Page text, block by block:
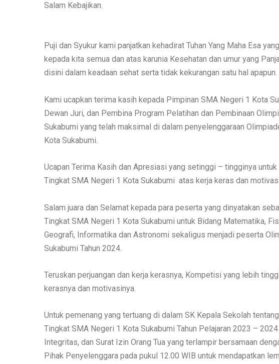
Salam Kebajikan.
Puji dan Syukur kami panjatkan kehadirat Tuhan Yang Maha Esa
kepada kita semua dan atas karunia Kesehatan dan umur yang
disini dalam keadaan sehat serta tidak kekurangan satu hal apapun.
Kami ucapkan terima kasih kepada Pimpinan SMA Negeri 1 Kota
Dewan Juri, dan Pembina Program Pelatihan dan Pembinaan
Sukabumi yang telah maksimal di dalam penyelenggaraan
Kota Sukabumi.
Ucapan Terima Kasih dan Apresiasi yang setinggi – tingginya
Tingkat SMA Negeri 1 Kota Sukabumi atas kerja keras dan
Salam juara dan Selamat kepada para peserta yang dinyatakan
Tingkat SMA Negeri 1 Kota Sukabumi untuk Bidang Matematika,
Geografi, Informatika dan Astronomi sekaligus menjadi peserta
Sukabumi Tahun 2024.
Teruskan perjuangan dan kerja kerasnya, Kompetisi yang lebih
kerasnya dan motivasinya.
Untuk pemenang yang tertuang di dalam SK Kepala Sekolah
Tingkat SMA Negeri 1 Kota Sukabumi Tahun Pelajaran 2023 –
Integritas, dan Surat Izin Orang Tua yang terlampir bersamaan
Pihak Penyelenggara pada pukul 12.00 WIB untuk mendapatkan